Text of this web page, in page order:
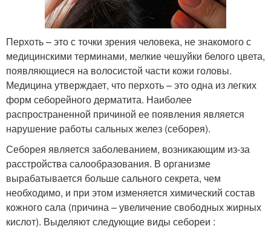
Перхоть – это с точки зрения человека, не знакомого с
медицинскими терминами, мелкие чешуйки белого цвета,
появляющиеся на волосистой части кожи головы.
Медицина утверждает, что перхоть – это одна из легких
форм себорейного дерматита. Наиболее
распространенной причиной ее появления является
нарушение работы сальных желез (себорея).
Себорея является заболеванием, возникающим из-за
расстройства салообразования. В организме
вырабатывается больше сального секрета, чем
необходимо, и при этом изменяется химический состав
кожного сала (причина – увеличение свободных жирных
кислот). Выделяют следующие виды себореи :